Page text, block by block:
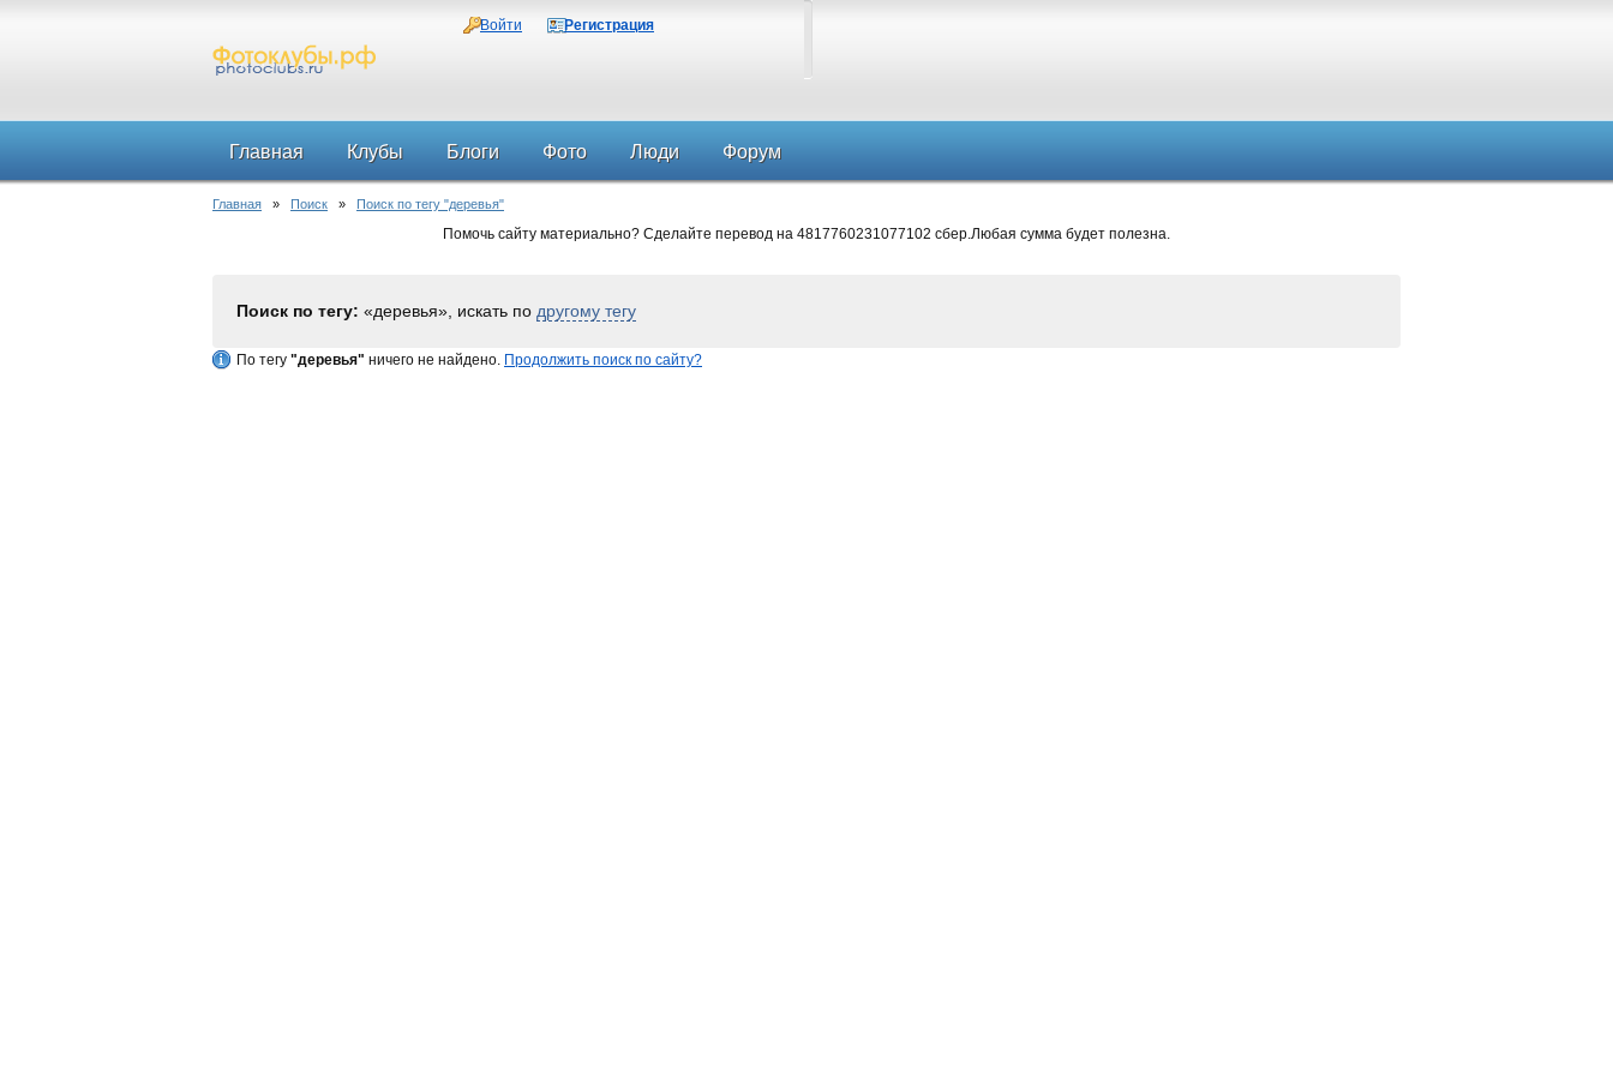
Войти Регистрация
Главная Клубы Блоги Фото Люди Форум
Главная » Поиск » Поиск по тегу "деревья"
Помочь сайту материально? Сделайте перевод на 4817760231077102 сбер.Любая сумма будет полезна.
Поиск по тегу: «деревья», искать по другому тегу
По тегу "деревья" ничего не найдено. Продолжить поиск по сайту?